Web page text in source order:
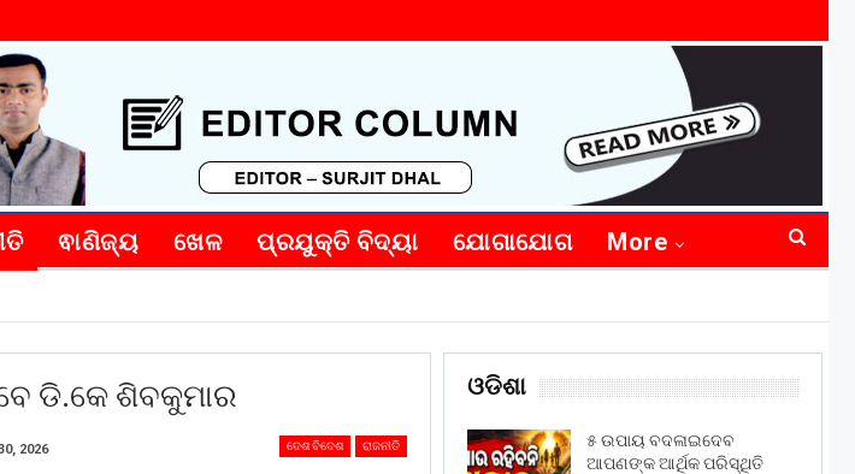
ଵାଣିଜ୍ୟ ଖେଳ ପ୍ରଯୁକ୍ତି ବିଦ୍ୟା ଯୋଗାଯୋଗ More
ଡି.କେ ଶିବକୁମାର
ଦେଶ ବିଦେଶ ରାଜନୀତି
2026
ଓଡିଶା
୫ ଉପାୟ ବଦଳାଇଦେବ
ଆପଣଙ୍କ ଆର୍ଥିକ ପରିସ୍ଥିତି